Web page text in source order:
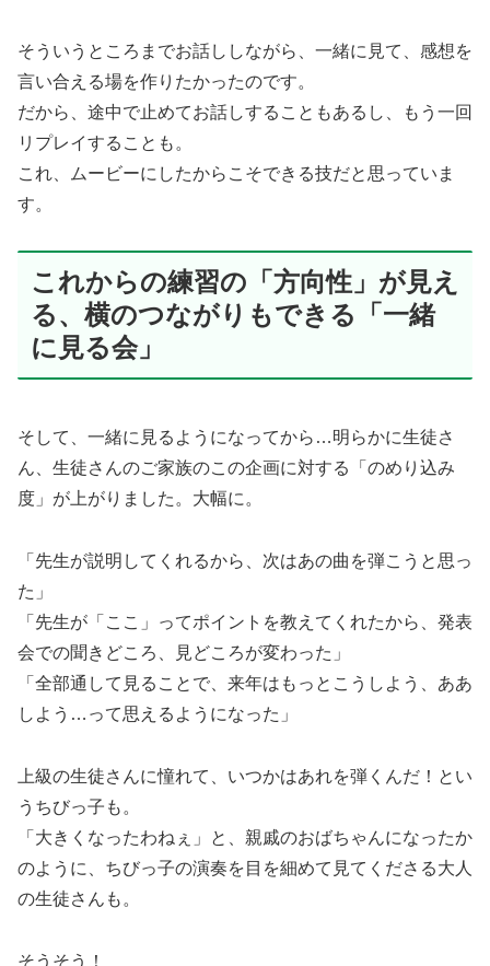
そういうところまでお話ししながら、一緒に見て、感想を
言い合える場を作りたかったのです。
だから、途中で止めてお話しすることもあるし、もう一回
リプレイすることも。
これ、ムービーにしたからこそできる技だと思っていま
す。
これからの練習の「方向性」が見え
る、横のつながりもできる「一緒
に見る会」
そして、一緒に見るようになってから…明らかに生徒さ
ん、生徒さんのご家族のこの企画に対する「のめり込み
度」が上がりました。大幅に。
「先生が説明してくれるから、次はあの曲を弾こうと思っ
た」
「先生が「ここ」ってポイントを教えてくれたから、発表
会での聞きどころ、見どころが変わった」
「全部通して見ることで、来年はもっとこうしよう、ああ
しよう…って思えるようになった」
上級の生徒さんに憧れて、いつかはあれを弾くんだ！とい
うちびっ子も。
「大きくなったわねぇ」と、親戚のおばちゃんになったか
のように、ちびっ子の演奏を目を細めて見てくださる大人
の生徒さんも。
そうそう！